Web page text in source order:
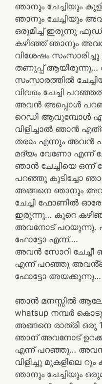
ഞാനും ചേച്ചിയും
ഞാനും ചേച്ചിയും
ഒരുമിച്ച് ഇരുന്നു
കഴിഞ്ഞ് ഞാനും
വിശേഷം
തണുപ്പ് ആയിരുന്നു…
സംസാരത്തിൽ
വിവരം ചേച്ചി
അവൻ അപ്പൊൾ
റെഡി ആവുമ്പോൾ
വിളിച്ചാൽ ഞാൻ
തരാം എന്നും
മദ്യം വേണോ എന്ന്
ഞാൻ ചേച്ചിയെ ഒന്ന്
പറഞ്ഞു കുടിച്ചോ
അങ്ങനെ ഞാനും
ചേച്ചി ഫോണിൽ
ഇരുന്നു… കുറെ
അവനോട് പറയുന്നു.
ഫോട്ടോ എന്ന്….
അവൻ സോറി ചേച്ചീ
എന്ന് പറഞ്ഞു
ഫോട്ടോ അയക്കുന്നു…
ഞാൻ മനസ്സിൽ
whatsup നമ്പർ
അങ്ങനെ രാത്രി ഒരു
ഞാന് അവനോട്
എന്ന് പറഞ്ഞു… അവൻ
വിളിച്ചു മുകളിലെ
ഞാനും ചേച്ചിയും